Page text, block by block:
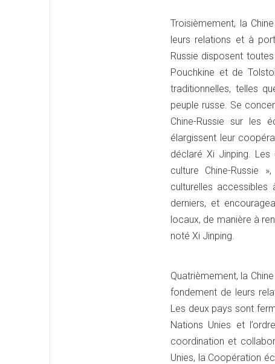
Troisièmement, la
leurs relations et à
Russie disposent
Pouchkine et de
traditionnelles, telles
peuple russe. Se
Chine-Russie sur les
élargissent leur
déclaré Xi Jinping.
culture Chine-Russie
culturelles
derniers, et
locaux, de manière à
noté Xi Jinping.
Quatrièmement, la
fondement de leurs
Les deux pays sont
Nations Unies et
coordination et
Unies, la Coopération